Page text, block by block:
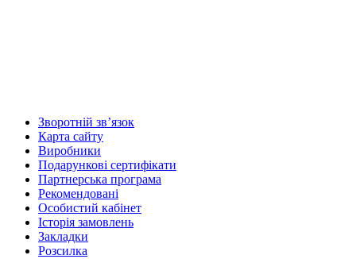
Зворотній зв’язок
Карта сайту
Виробники
Подарункові сертифікати
Партнерська програма
Рекомендовані
Особистий кабінет
Історія замовлень
Закладки
Розсилка